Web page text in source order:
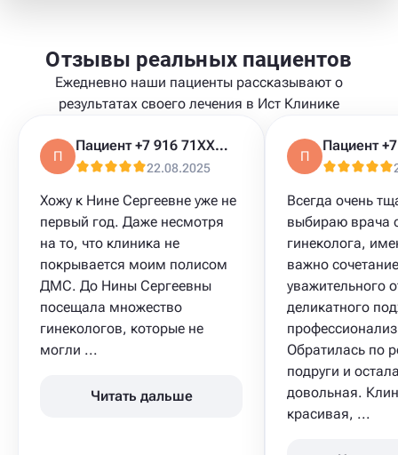
Отзывы реальных пациентов
Ежедневно наши пациенты рассказывают о
результатах своего лечения в Ист Клинике
П
Пациент +7 916 71XXXXX
22.08.2025
Хожу к Нине Сергеевне уже не
первый год. Даже несмотря
на то, что клиника не
покрывается моим полисом
ДМС. До Нины Сергеевны
посещала множество
гинекологов, которые не
могли ...
Читать дальше
П
Всегда очень
выбираю врача
гинеколога,
важно сочетание
уважительного
деликатного
Обратилась по
подруги и
довольная.
красивая, ...